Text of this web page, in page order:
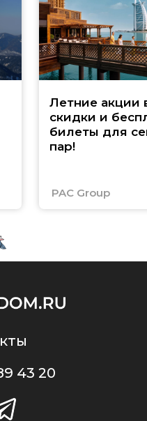
Летние акции
скидки и
билеты для
пар!
PAC Group
43 20